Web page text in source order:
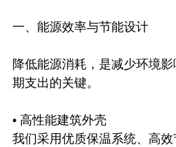
一、能源效率与节能设计
降低能源消耗，是减少环境
期支出的关键。
• 高性能建筑外壳
我们采用优质保温系统、高